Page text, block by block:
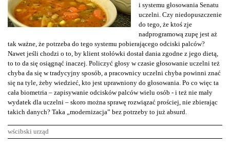
i systemu głosowania Senatu
uczelni. Czy niedopuszczenie
do tego, że ktoś zje
nadprogramową zupę jest aż
tak ważne, że potrzeba do tego systemu pobierającego odciski palców?
Nawet jeśli chodzi o to, by klient stołówki dostał dania zgodne z jego dietą,
to to da się osiągnąć inaczej. Policzyć głosy w czasie głosowanie uczelni też
chyba da się w tradycyjny sposób, a pracownicy uczelni chyba powinni znać
się na tyle, żeby wiedzieć, kto jest uprawniony do głosowania. Po co więc ta
cała biometria – zapisywanie odcisków palców wielu osób - i też nie mały
wydatek dla uczelni – skoro można sprawę rozwiązać prościej, nie zbierając
takich danych? Taka „modernizacja” bez potrzeby to już absurd.
wścibski urząd